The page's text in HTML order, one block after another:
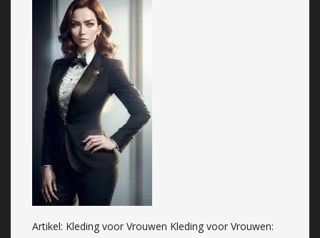
Artikel: Kleding voor Vrouwen Kleding voor Vrouwen: